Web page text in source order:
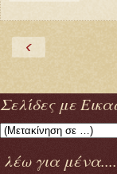
‹
Σελίδες με
λέω για